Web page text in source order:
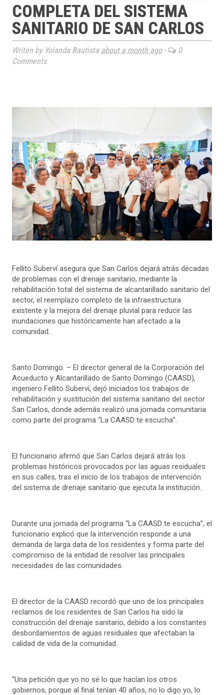
COMPLETA DEL SISTEMA
SANITARIO DE SAN CARLOS
Writen by Yolanda Bautista about a month ago-
0
Comments
Fellito Suberví asegura que San Carlos dejará atrás décadas
de problemas con el drenaje sanitario, mediante la
rehabilitación total del sistema de alcantarillado sanitario del
sector, el reemplazo completo de la infraestructura
existente y la mejora del drenaje pluvial para reducir las
inundaciones que históricamente han afectado a la
comunidad.
Santo Domingo. – El director general de la Corporación del
Acueducto y Alcantarillado de Santo Domingo (CAASD),
ingeniero Fellito Suberví, dejó iniciados los trabajos de
rehabilitación y sustitución del sistema sanitario del sector
San Carlos, donde además realizó una jornada comunitaria
como parte del programa “La CAASD te escucha”.
El funcionario afirmó que San Carlos dejará atrás los
problemas históricos provocados por las aguas residuales
en sus calles, tras el inicio de los trabajos de intervención
del sistema de drenaje sanitario que ejecuta la institución.
Durante una jornada del programa “La CAASD te escucha”, el
funcionario explicó que la intervención responde a una
demanda de larga data de los residentes y forma parte del
compromiso de la entidad de resolver las principales
necesidades de las comunidades.
El director de la CAASD recordó que uno de los principales
reclamos de los residentes de San Carlos ha sido la
construcción del drenaje sanitario, debido a los constantes
desbordamientos de aguas residuales que afectaban la
calidad de vida de la comunidad.
“Una petición que yo no sé lo que hacían los otros
gobiernos, porque al final tenían 40 años, no lo digo yo, lo